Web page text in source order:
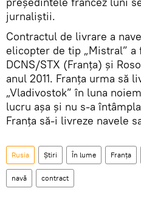
jurnaliștii.
Contractul de livrare a
elicopter de tip „Mistral”
DCNS/STX (Franța) și
anul 2011. Franța urma să
„Vladivostok” în luna
lucru așa și nu s-a
Franța să-i livreze navele
Rusia Știri În lume Franța
navă contract